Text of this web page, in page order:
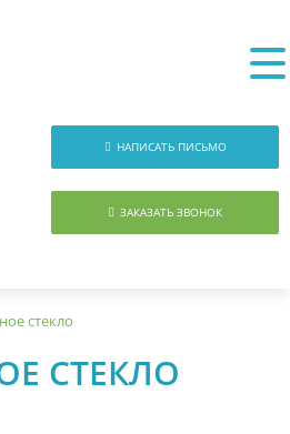
НАПИСАТЬ ПИСЬМО
ЗАКАЗАТЬ ЗВОНОК
стекло
СТЕКЛО